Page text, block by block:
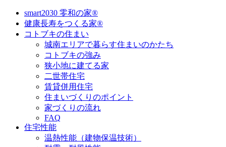
smart2030 零和の家®
健康長寿をつくる家®
コトブキの住まい
城南エリアで暮らす住まいのかたち
コトブキの強み
狭小地に建てる家
二世帯住宅
賃貸併用住宅
住まいづくりのポイント
家づくりの流れ
FAQ
住宅性能
温熱性能（建物保温技術）